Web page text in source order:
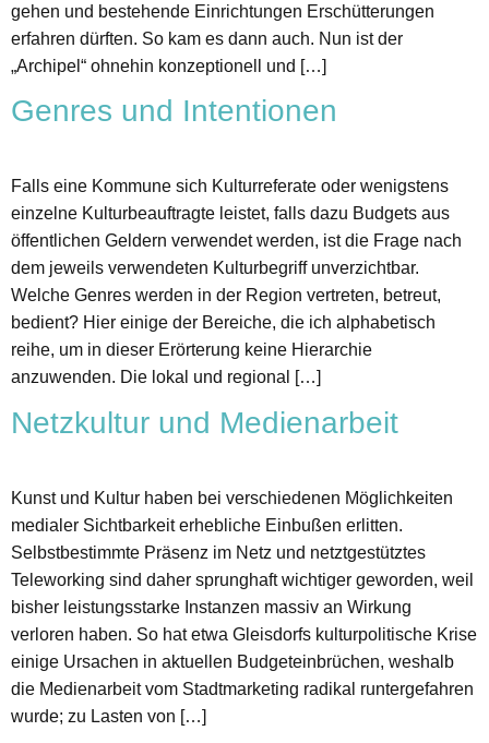
gehen und bestehende Einrichtungen Erschütterungen
erfahren dürften. So kam es dann auch. Nun ist der
„Archipel“ ohnehin konzeptionell und […]
Genres und Intentionen
Falls eine Kommune sich Kulturreferate oder wenigstens
einzelne Kulturbeauftragte leistet, falls dazu Budgets aus
öffentlichen Geldern verwendet werden, ist die Frage nach
dem jeweils verwendeten Kulturbegriff unverzichtbar.
Welche Genres werden in der Region vertreten, betreut,
bedient? Hier einige der Bereiche, die ich alphabetisch
reihe, um in dieser Erörterung keine Hierarchie
anzuwenden. Die lokal und regional […]
Netzkultur und Medienarbeit
Kunst und Kultur haben bei verschiedenen Möglichkeiten
medialer Sichtbarkeit erhebliche Einbußen erlitten.
Selbstbestimmte Präsenz im Netz und netztgestütztes
Teleworking sind daher sprunghaft wichtiger geworden, weil
bisher leistungsstarke Instanzen massiv an Wirkung
verloren haben. So hat etwa Gleisdorfs kulturpolitische Krise
einige Ursachen in aktuellen Budgeteinbrüchen, weshalb
die Medienarbeit vom Stadtmarketing radikal runtergefahren
wurde; zu Lasten von […]